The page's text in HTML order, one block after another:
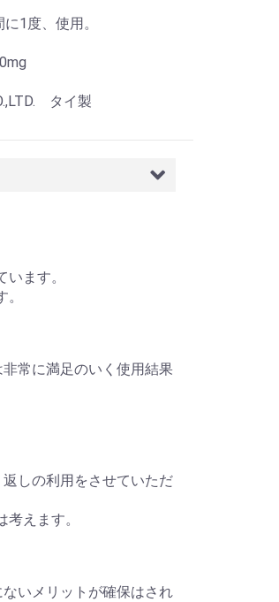
1度、使用。
タイ製
ます。
常に満足のいく使用結果
しの利用をさせていただ
えます。
いメリットが確保はされ